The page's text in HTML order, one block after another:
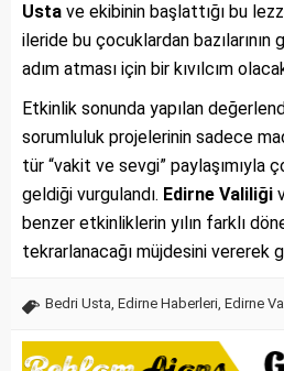
Usta ve ekibinin başlattığı bu
ileride bu çocuklardan bazılarının
adım atması için bir kıvılcım
Etkinlik sonunda yapılan
sorumluluk projelerinin sadece
tür “vakit ve sevgi” paylaşımıyla
geldiği vurgulandı. Edirne Valiliği
benzer etkinliklerin yılın farklı
tekrarlanacağı müjdesini vererek
Bedri Usta, Edirne Haberleri, Edirne